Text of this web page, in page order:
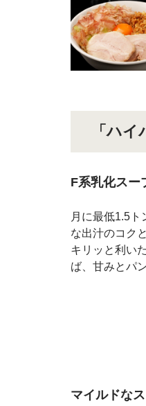
「ハ
F系乳化スー
月に最低1.5
な出汁のコク
キリッと利い
ば、甘みとパ
マイルドな